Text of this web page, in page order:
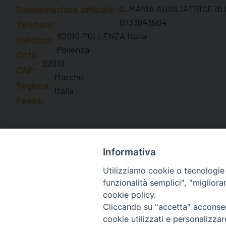
Denominazione ufficiale: S. MARIA AUSILIATRICE di
Telefono:
0733843504
Indirizzo: 62010 POLLENZA Italia
Città:
Pollenza
CAP:
62010
Regione:
Marche
Paese:
Italia
Diocesi di Macerata
Piazza San Vincenzo Strambi 3,
Informativa
Utilizziamo cookie o
funzionalità semplici",
cookie policy.
Cliccando su "accetta"
cookie utilizzati e